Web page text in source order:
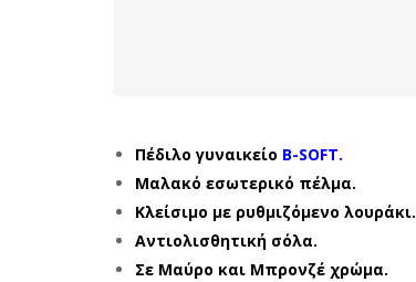
Πέδιλο γυναικείο B-SOFT.
Μαλακό εσωτερικό πέλμα.
Κλείσιμο με ρυθμιζόμενο λουράκι.
Αντιολισθητική σόλα.
Σε Μαύρο και Μπρονζέ χρώμα.